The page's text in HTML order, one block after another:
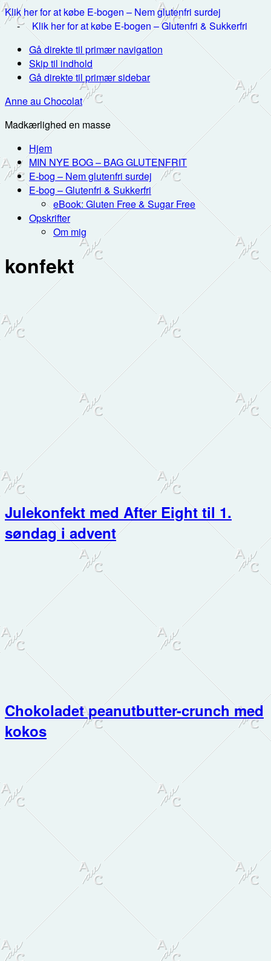
Klik her for at købe E-bogen – Nem glutenfri surdej
- Klik her for at købe E-bogen – Glutenfri & Sukkerfri
Gå direkte til primær navigation
Skip til indhold
Gå direkte til primær sidebar
Anne au Chocolat
Madkærlighed en masse
Hjem
MIN NYE BOG – BAG GLUTENFRIT
E-bog – Nem glutenfri surdej
E-bog – Glutenfri & Sukkerfri
eBook: Gluten Free & Sugar Free
Opskrifter
Om mig
konfekt
Julekonfekt med After Eight til 1.
søndag i advent
Chokoladet peanutbutter-crunch med
kokos